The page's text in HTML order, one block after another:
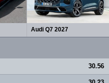
Audi Q7 2027
30.56